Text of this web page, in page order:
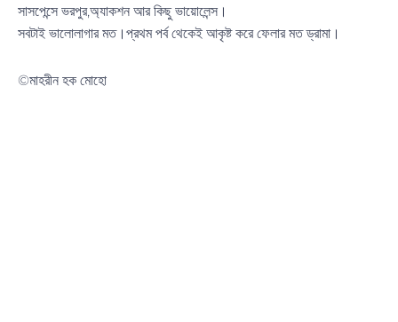
সাসপেন্সে ভরপুর,অ্যাকশন আর কিছু ভায়োলেন্স।
সবটাই ভালোলাগার মত।প্রথম পর্ব থেকেই আকৃষ্ট করে ফেলার মত ড্রামা।
©️মাহরীন হক মোহো